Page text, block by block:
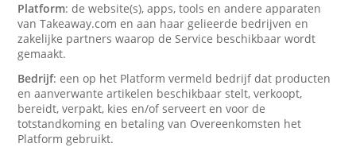
Platform: de website(s), apps, tools en andere apparaten
van Takeaway.com en aan haar gelieerde bedrijven en
zakelijke partners waarop de Service beschikbaar wordt
gemaakt.
Bedrijf: een op het Platform vermeld bedrijf dat producten
en aanverwante artikelen beschikbaar stelt, verkoopt,
bereidt, verpakt, kies en/of serveert en voor de
totstandkoming en betaling van Overeenkomsten het
Platform gebruikt.